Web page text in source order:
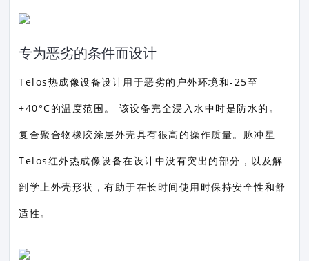
专为恶劣的条件而设计
Telos热成像设备设计用于恶劣的户外环境和-25至
+40°C的温度范围。 该设备完全浸入水中时是防水的。
复合聚合物橡胶涂层外壳具有很高的操作质量。脉冲星
Telos红外热成像设备在设计中没有突出的部分，以及解
剖学上外壳形状，有助于在长时间使用时保持安全性和舒
适性。